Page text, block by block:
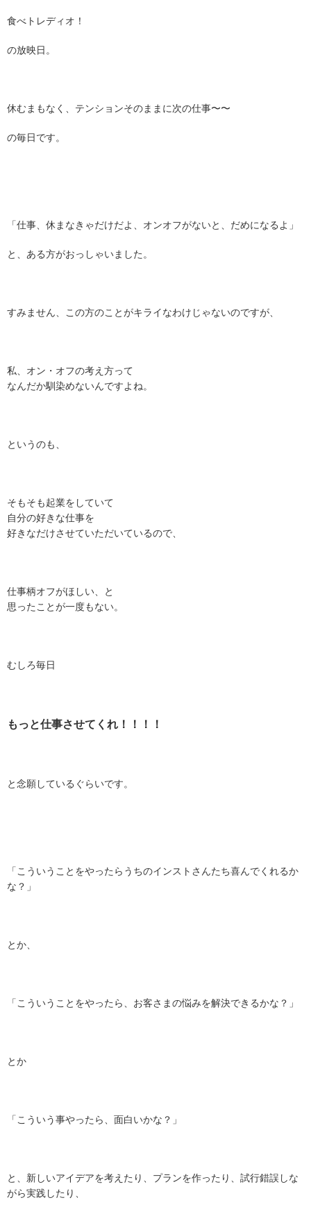
食べトレディオ！
の放映日。
休むまもなく、テンションそのままに次の仕事〜〜
の毎日です。
「仕事、休まなきゃだけだよ、オンオフがないと、だめになるよ」
と、ある方がおっしゃいました。
すみません、この方のことがキライなわけじゃないのですが、
私、オン・オフの考え方って
なんだか馴染めないんですよね。
というのも、
そもそも起業をしていて
自分の好きな仕事を
好きなだけさせていただいているので、
仕事柄オフがほしい、と
思ったことが一度もない。
むしろ毎日
もっと仕事させてくれ！！！！
と念願しているぐらいです。
「こういうことをやったらうちのインストさんたち喜んでくれるか
な？」
とか、
「こういうことをやったら、お客さまの悩みを解決できるかな？」
とか
「こういう事やったら、面白いかな？」
と、新しいアイデアを考えたり、プランを作ったり、試行錯誤しな
がら実践したり、